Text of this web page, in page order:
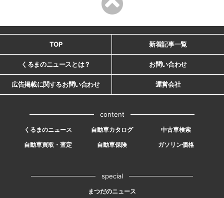
TOP 新着記事一覧
くるまのニュースとは？ お問い合わせ
広告掲載に関するお問い合わせ 運営会社
content
くるまのニュース 自動車カタログ
中古車検索
自動車買取・査定
自動車保険 ガソリン価格
special
まつだのニュース